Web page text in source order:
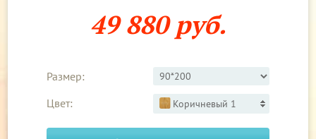
49 880 руб.
Размер:
Цвет:
Коричневый 1